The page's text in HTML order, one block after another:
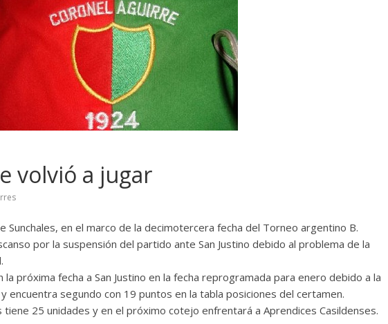
volvió a jugar
Sunchales, en el marco de la decimotercera fecha del Torneo argentino B.
por la suspensión del partido ante San Justino debido al problema de la
próxima fecha a San Justino en la fecha reprogramada para enero debido a la
encuentra segundo con 19 puntos en la tabla posiciones del certamen.
tiene 25 unidades y en el próximo cotejo enfrentará a Aprendices Casildenses.